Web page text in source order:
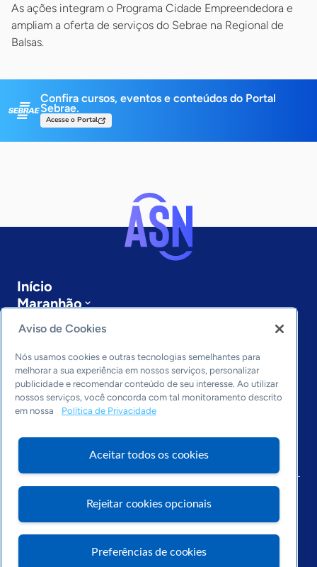
As ações integram o Programa Cidade Empreendedora e
ampliam a oferta de serviços do Sebrae na Regional de
Balsas.
Confira cursos, eventos e conteúdos do Portal
Sebrae.
Acesse o Portal
Início
Maranhão
Sobre a ASN
Últimas notícias
Entre em contato
Editorias
Economia & Política
Inovação & Tecnologia
Cultura empreendedora
Arquivo
Aviso de Cookies
Nós usamos cookies e outras tecnologias semelhantes para
melhorar a sua experiência em nossos serviços, personalizar
publicidade e recomendar conteúdo de seu interesse. Ao utilizar
nossos serviços, você concorda com tal monitoramento descrito
em nossa
Política de Privacidade
Aceitar todos os cookies
Rejeitar cookies opcionais
Preferências de cookies